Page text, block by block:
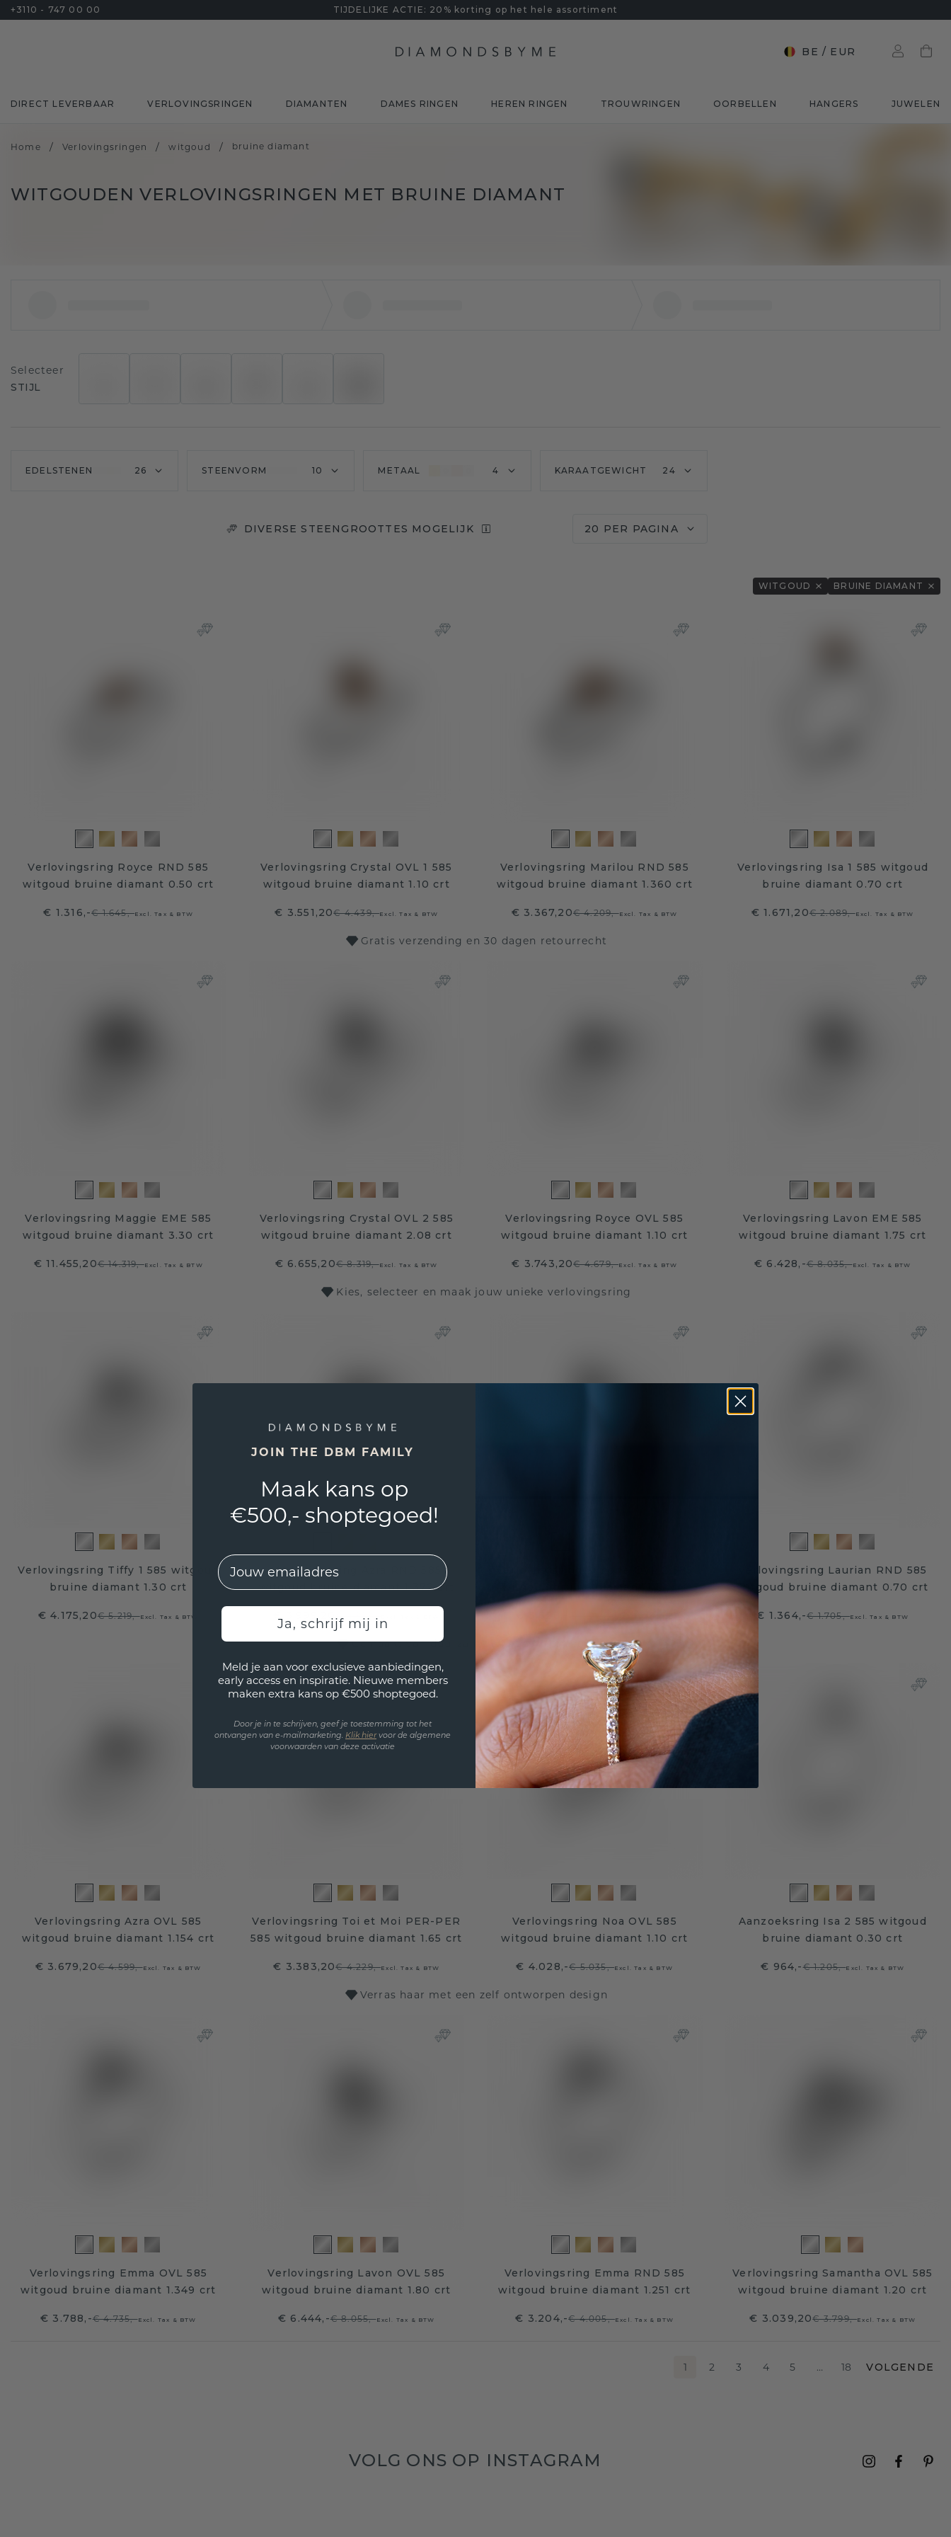
+3110 - 747 00 00 TIJDELIJKE ACTIE: 20% korting op het hele assortiment
BE / EUR
DIRECT LEVERBAAR VERLOVINGSRINGEN DIAMANTEN DAMES RINGEN HEREN RINGEN TROUWRINGEN OORBELLEN HANGERS JUWELEN
Home / Verlovingsringen / witgoud / bruine diamant
WITGOUDEN VERLOVINGSRINGEN MET BRUINE DIAMANT
Selecteer
STIJL
EDELSTENEN 26 STEENVORM 10 METAAL 4 KARAATGEWICHT 24
DIVERSE STEENGROOTTES MOGELIJK 20 PER PAGINA
WITGOUD BRUINE DIAMANT
Verlovingsring Royce RND 585
witgoud bruine diamant 0.50 crt
€ 1.316,-€ 1.645,-Excl. Tax & BTW
Verlovingsring Crystal OVL 1 585
witgoud bruine diamant 1.10 crt
€ 3.551,20€ 4.439,-Excl. Tax & BTW
Verlovingsring Marilou RND 585
witgoud bruine diamant 1.360 crt
€ 3.367,20€ 4.209,-Excl. Tax & BTW
Verlovingsring Isa 1 585 witgoud
bruine diamant 0.70 crt
€ 1.671,20€ 2.089,-Excl. Tax & BTW
Gratis verzending en 30 dagen retourrecht
Verlovingsring Maggie EME 585
witgoud bruine diamant 3.30 crt
€ 11.455,20€ 14.319,-Excl. Tax & BTW
Verlovingsring Crystal OVL 2 585
witgoud bruine diamant 2.08 crt
€ 6.655,20€ 8.319,-Excl. Tax & BTW
Verlovingsring Royce OVL 585
witgoud bruine diamant 1.10 crt
€ 3.743,20€ 4.679,-Excl. Tax & BTW
Verlovingsring Lavon EME 585
witgoud bruine diamant 1.75 crt
€ 6.428,-€ 8.035,-Excl. Tax & BTW
Kies, selecteer en maak jouw unieke verlovingsring
Verlovingsring Tiffy 1 585 witgoud
bruine diamant 1.30 crt
€ 4.175,20€ 5.219,-Excl. Tax & BTW
Verlovingsring Azra RND 585
witgoud bruine diamant 1.372 crt
witgoud bruine diamant 1.17 crt
Verlovingsring Laurian RND 585
witgoud bruine diamant 0.70 crt
€ 1.364,-€ 1.705,-Excl. Tax & BTW
Gemaakt van duurzame en eerlijke materialen
Verlovingsring Azra OVL 585
witgoud bruine diamant 1.154 crt
€ 3.679,20€ 4.599,-Excl. Tax & BTW
Verlovingsring Toi et Moi PER-PER
585 witgoud bruine diamant 1.65 crt
€ 3.383,20€ 4.229,-Excl. Tax & BTW
Verlovingsring Noa OVL 585
witgoud bruine diamant 1.10 crt
€ 4.028,-€ 5.035,-Excl. Tax & BTW
Aanzoeksring Isa 2 585 witgoud
bruine diamant 0.30 crt
€ 964,-€ 1.205,-Excl. Tax & BTW
Verras haar met een zelf ontworpen design
Verlovingsring Emma OVL 585
witgoud bruine diamant 1.349 crt
€ 3.788,-€ 4.735,-Excl. Tax & BTW
Verlovingsring Lavon OVL 585
witgoud bruine diamant 1.80 crt
€ 6.444,-€ 8.055,-Excl. Tax & BTW
Verlovingsring Emma RND 585
witgoud bruine diamant 1.251 crt
€ 3.204,-€ 4.005,-Excl. Tax & BTW
Verlovingsring Samantha OVL 585
witgoud bruine diamant 1.20 crt
€ 3.039,20€ 3.799,-Excl. Tax & BTW
1 2 3 4 5 … 18 VOLGENDE
VOLG ONS OP INSTAGRAM
JOIN THE DBM FAMILY
Maak kans op
€500,- shoptegoed!
EMail
Ja, schrijf mij in
Meld je aan voor exclusieve aanbiedingen,
early access en inspiratie. Nieuwe members
maken extra kans op €500 shoptegoed.
Door je in te schrijven, geef je toestemming tot het
ontvangen van e-mailmarketing. Klik hiervoor de algemene
voorwaarden van deze activatie